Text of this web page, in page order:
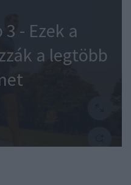
- Ezek a
a legtöbb